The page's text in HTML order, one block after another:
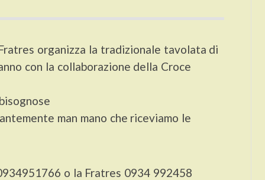
organizza la tradizionale tavolata di
con la collaborazione della Croce
man mano che riceviamo le
o la Fratres 0934 992458